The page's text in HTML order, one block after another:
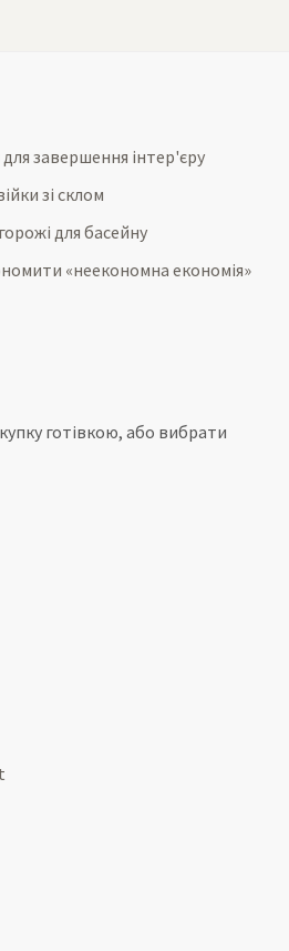
для завершення інтер'єру
зі склом
для басейну
«неекономна економія»
готівкою, або вибрати